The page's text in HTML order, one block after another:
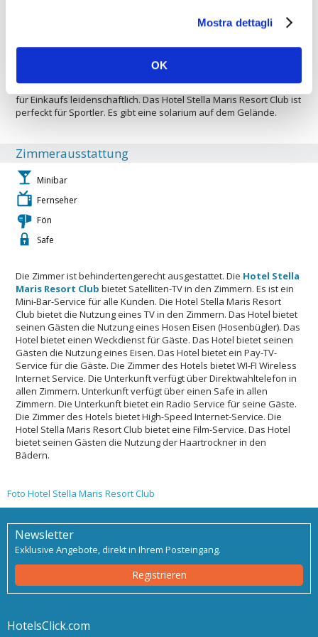
Mostra dettagli
OK
Unterstützung Sitzungen usw. Das ist ein Projektor für den Einsatz
Geschäftsreisende Tourismus. Es gibt eine Bar im Hotel. Das Hotel
Stella Maris Resort Club ist ein ideales Hotel für Familien mit
kleinen Kindern. Es ist ein Mini-Bus-Service für die Gäste zum
lokalen Flughafen. Hotel Stella Maris Resort Club Der Bau ist ideal
für Einkaufs leidenschaftlich. Das Hotel Stella Maris Resort Club ist
perfeckt für Sportler. Es gibt eine solarium auf dem Gelände.
Zimmerausstattung
Minibar
Fernseher
Fön
Safe
Die Zimmer ist behindertengerecht ausgestattet. Die Hotel Stella
Maris Resort Club bietet Satelliten-TV in den Zimmern. Es ist ein
Mini-Bar-Service für alle Kunden. Die Hotel Stella Maris Resort
Club bietet die Nutzung eines TV in den Zimmern. Das Hotel bietet
seinen Gästen die Nutzung eines Hosen Eisen (Hosenbügler). Das
Hotel bietet einen Weckdienst für Gäste. Das Hotel bietet seinen
Gästen die Nutzung eines Eisen. Das Hotel bietet ein Pay-TV-
Service für die Gäste. Die Zimmer des Hotels bietet WI-FI Wireless
Internet Service. Die Unterkunft verfügt über Direktwahltelefon in
allen Zimmern. Unterkunft verfügt über einen Safe in allen
Zimmern. Die Unterkunft bietet ein Radio Service für seine Gäste.
Die Zimmer des Hotels bietet High-Speed ​​Internet-Service. Die
Hotel Stella Maris Resort Club bietet eine Film-Service. Das Hotel
bietet seinen Gästen die Nutzung der Haartrockner in den
Bädern.
Foto Hotel Stella Maris Resort Club
Newsletter
Exklusive Angebote, direkt in Ihrem Posteingang.
Registrieren
HotelsClick.com